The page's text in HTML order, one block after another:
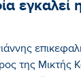
της Μικτής